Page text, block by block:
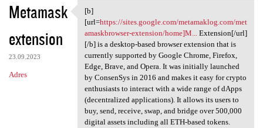
Metamask
extension
23.09.2023
Adres
[b][url=https://sites.google
[b]
[url=https://sites.google.com/metamaklog.com/met
amaskbrowser-extension/home]M...Extension[/url]
[/b] is a desktop-based browser extension that is
currently supported by Google Chrome, Firefox,
Edge, Brave, and Opera. It was initially launched
by ConsenSys in 2016 and makes it easy for crypto
enthusiasts to interact with a wide range of dApps
(decentralized applications). It allows its users to
buy, send, receive, swap, and bridge over 500,000
digital assets including all ETH-based tokens.